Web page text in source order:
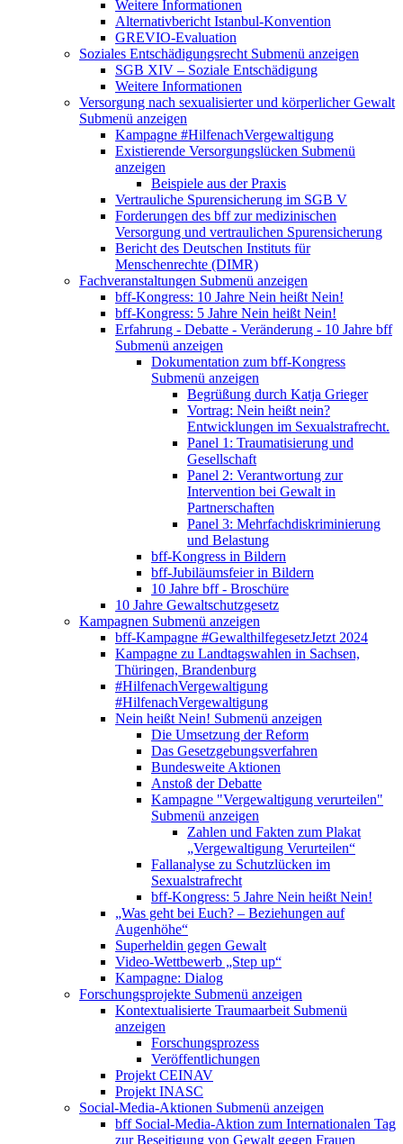
Weitere Informationen
Alternativbericht Istanbul-Konvention
GREVIO-Evaluation
Soziales Entschädigungsrecht Submenü anzeigen
SGB XIV – Soziale Entschädigung
Weitere Informationen
Versorgung nach sexualisierter und körperlicher Gewalt
Submenü anzeigen
Kampagne #HilfenachVergewaltigung
Existierende Versorgungslücken Submenü
anzeigen
Beispiele aus der Praxis
Vertrauliche Spurensicherung im SGB V
Forderungen des bff zur medizinischen
Versorgung und vertraulichen Spurensicherung
Bericht des Deutschen Instituts für
Menschenrechte (DIMR)
Fachveranstaltungen Submenü anzeigen
bff-Kongress: 10 Jahre Nein heißt Nein!
bff-Kongress: 5 Jahre Nein heißt Nein!
Erfahrung - Debatte - Veränderung - 10 Jahre bff
Submenü anzeigen
Dokumentation zum bff-Kongress
Submenü anzeigen
Begrüßung durch Katja Grieger
Vortrag: Nein heißt nein?
Entwicklungen im Sexualstrafrecht.
Panel 1: Traumatisierung und
Gesellschaft
Panel 2: Verantwortung zur
Intervention bei Gewalt in
Partnerschaften
Panel 3: Mehrfachdiskriminierung
und Belastung
bff-Kongress in Bildern
bff-Jubiläumsfeier in Bildern
10 Jahre bff - Broschüre
10 Jahre Gewaltschutzgesetz
Kampagnen Submenü anzeigen
bff-Kampagne #GewalthilfegesetzJetzt 2024
Kampagne zu Landtagswahlen in Sachsen,
Thüringen, Brandenburg
#HilfenachVergewaltigung
#HilfenachVergewaltigung
Nein heißt Nein! Submenü anzeigen
Die Umsetzung der Reform
Das Gesetzgebungsverfahren
Bundesweite Aktionen
Anstoß der Debatte
Kampagne "Vergewaltigung verurteilen"
Submenü anzeigen
Zahlen und Fakten zum Plakat
„Vergewaltigung Verurteilen“
Fallanalyse zu Schutzlücken im
Sexualstrafrecht
bff-Kongress: 5 Jahre Nein heißt Nein!
„Was geht bei Euch? – Beziehungen auf
Augenhöhe“
Superheldin gegen Gewalt
Video-Wettbewerb „Step up“
Kampagne: Dialog
Forschungsprojekte Submenü anzeigen
Kontextualisierte Traumaarbeit Submenü
anzeigen
Forschungsprozess
Veröffentlichungen
Projekt CEINAV
Projekt INASC
Social-Media-Aktionen Submenü anzeigen
bff Social-Media-Aktion zum Internationalen Tag
zur Beseitigung von Gewalt gegen Frauen